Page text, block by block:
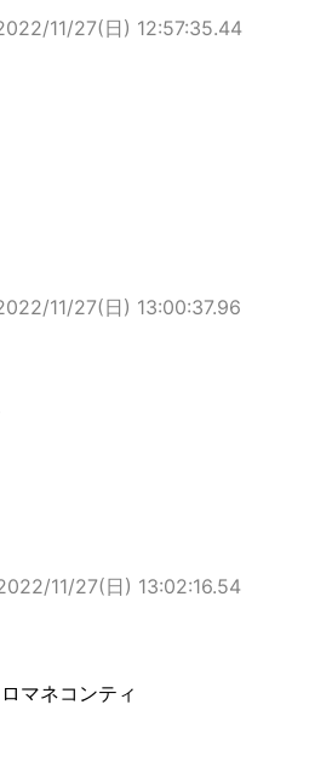
11/27(日) 12:57:35.44
11/27(日) 13:00:37.96
11/27(日) 13:02:16.54
マネコンティ